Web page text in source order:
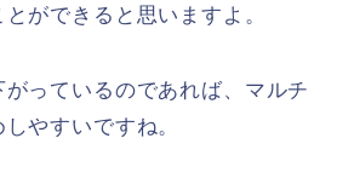
ができると思いますよ。
っているのであれば、マルチ
やすいですね。